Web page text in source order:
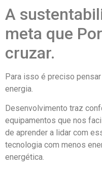
A
meta que
cruzar.
Para isso é preciso
energia.
Desenvolvimento traz
equipamentos que nos
de aprender a lidar com
tecnologia com menos
energética.